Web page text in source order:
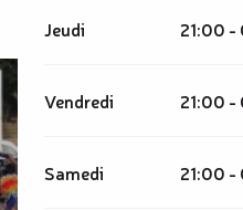
Jeudi 21:00
Vendredi 21:00
Samedi 21:00